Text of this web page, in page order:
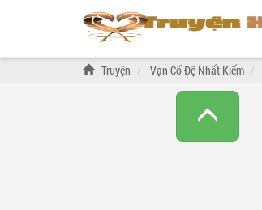
Truyện Vạn Cổ Đệ Nhất Kiếm